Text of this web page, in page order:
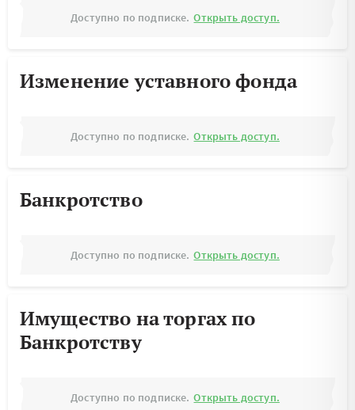
Доступно по подписке. Открыть доступ.
Изменение уставного фонда
Доступно по подписке. Открыть доступ.
Банкротство
Доступно по подписке. Открыть доступ.
Имущество на торгах по
Банкротству
Доступно по подписке. Открыть доступ.